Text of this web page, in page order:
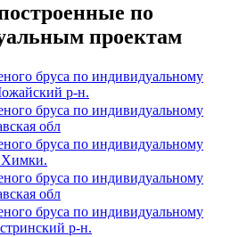
по
проектам
бруса по индивидуальному
р-н.
бруса по индивидуальному
обл
бруса по индивидуальному
Химки.
бруса по индивидуальному
обл
бруса по индивидуальному
р-н.